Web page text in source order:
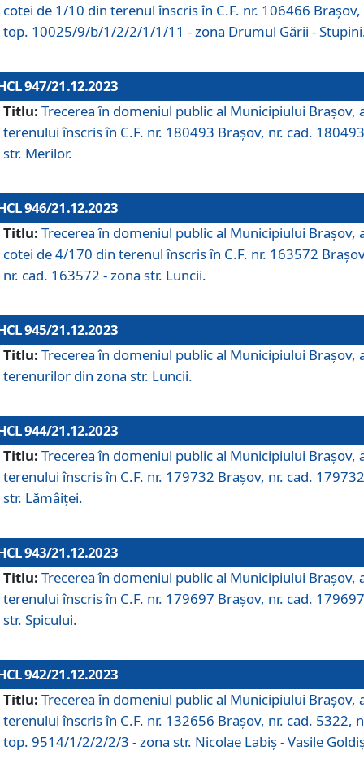
cotei de 1/10 din terenul înscris în C.F. nr. 106466 Brașov,
top. 10025/9/b/1/2/2/1/1/11 - zona Drumul Gării -
947/21.12.2023
Titlu: Trecerea în domeniul public al Municipiului Braşov,
terenului înscris în C.F. nr. 180493 Brașov, nr. cad.
str. Merilor.
946/21.12.2023
Titlu: Trecerea în domeniul public al Municipiului Braşov,
cotei de 4/170 din terenul înscris în C.F. nr. 163572
nr. cad. 163572 - zona str. Luncii.
945/21.12.2023
Titlu: Trecerea în domeniul public al Municipiului Braşov,
terenurilor din zona str. Luncii.
944/21.12.2023
Titlu: Trecerea în domeniul public al Municipiului Braşov,
terenului înscris în C.F. nr. 179732 Brașov, nr. cad.
str. Lămâiței.
943/21.12.2023
Titlu: Trecerea în domeniul public al Municipiului Braşov,
terenului înscris în C.F. nr. 179697 Brașov, nr. cad.
str. Spicului.
942/21.12.2023
Titlu: Trecerea în domeniul public al Municipiului Braşov,
terenului înscris în C.F. nr. 132656 Brașov, nr. cad. 5322,
top. 9514/1/2/2/2/3 - zona str. Nicolae Labiș - Vasile